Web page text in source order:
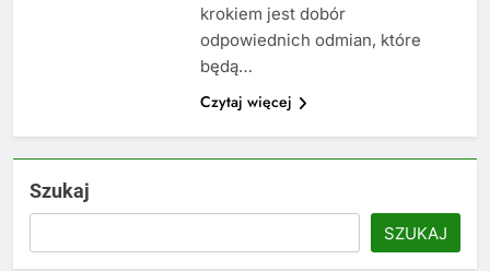
krokiem jest dobór
odpowiednich odmian, które
będą…
Czytaj więcej
Szukaj
SZUKAJ